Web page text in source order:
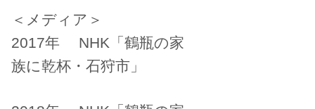
＜メディア＞
2017年 NHK「鶴瓶の家
族に乾杯・石狩市」